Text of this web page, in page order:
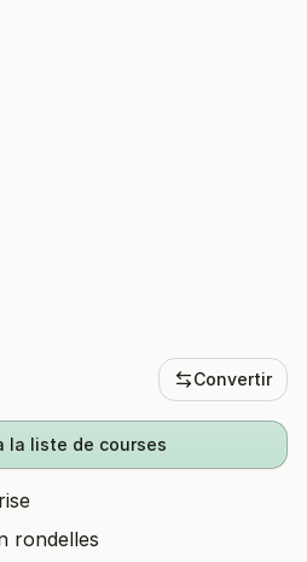
Convertir
la liste de courses
rondelles